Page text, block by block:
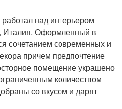
над интерьером
Италия. Оформленный в
сочетанием современных и
причем предпочтение
помещение украшено
количеством
со вкусом и дарят